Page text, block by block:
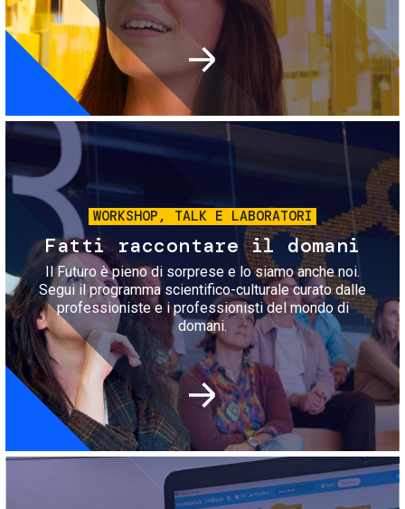
Immagine
WORKSHOP, TALK E LABORATORI
Fatti raccontare il domani
Il Futuro è pieno di sorprese e lo siamo anche noi.
Segui il programma scientifico-culturale curato dalle
professioniste e i professionisti del mondo di
domani.
Immagine